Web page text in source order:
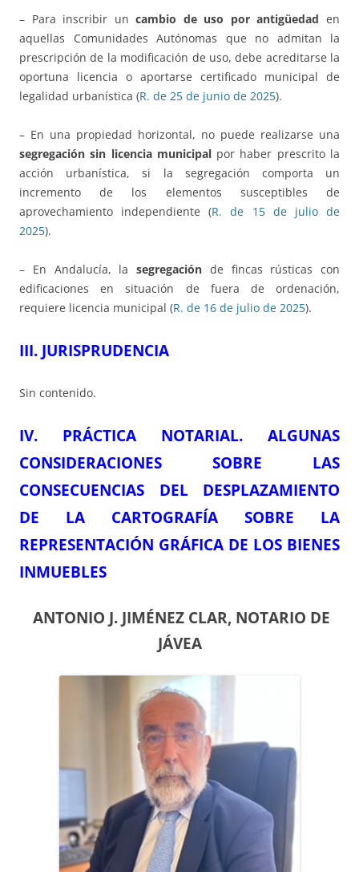
– Para inscribir uncambio de uso por antigüedad en
aquellas Comunidades Autónomas que no admitan la
prescripción de la modificación de uso, debe acreditarse la
oportuna licencia o aportarse certificado municipal de
legalidad urbanística (R. de 25 de junio de 2025).
– En una propiedad horizontal, no puede realizarse una
segregación sin licencia municipalpor haber prescrito la
acción urbanística, si la segregación comporta un
incremento de los elementos susceptibles de
aprovechamiento independiente (R. de 15 de julio de
2025).
– En Andalucía, la segregación de fincas rústicas con
edificaciones en situación de fuera de ordenación,
requiere licencia municipal (R. de 16 de julio de 2025).
III. JURISPRUDENCIA
Sin contenido.
IV. PRÁCTICA NOTARIAL. ALGUNAS
CONSIDERACIONES SOBRE LAS
CONSECUENCIAS DEL DESPLAZAMIENTO
DE LA CARTOGRAFÍA SOBRE LA
REPRESENTACIÓN GRÁFICA DE LOS BIENES
INMUEBLES
ANTONIO J. JIMÉNEZ CLAR, NOTARIO DE
JÁVEA